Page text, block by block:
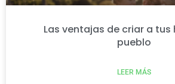
Las ventajas de criar a tus
pueblo
LEER MÁS